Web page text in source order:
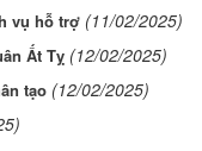
vụ hỗ trợ (11/02/2025)
Ất Tỵ (12/02/2025)
tạo (12/02/2025)